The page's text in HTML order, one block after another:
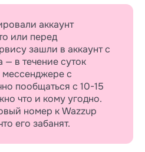
WhatsApp, а
WhatsApp; тогда
а клиенты — к
с которыми
Например, с
работают одни
— другие;
свой номер.
которые ведут крупные
недвижимости или
WhatsApp на
и продолжить».
→ «Далее».
пока кнопки не станут
мне».
аккаунт
или перед
зашли в аккаунт с
— в течение суток
мессенджере с
пообщаться с 10-15
что и кому угодно.
номер к Wazzup
его забанят.